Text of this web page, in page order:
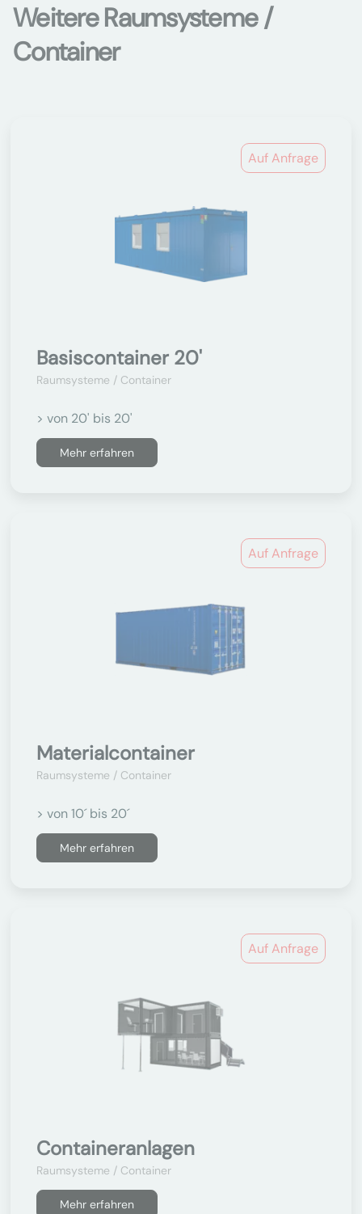
Weitere Raumsysteme /
Container
Auf Anfrage
Basiscontainer 20'
Raumsysteme / Container
> von 20' bis 20'
Mehr erfahren
Auf Anfrage
Materialcontainer
Raumsysteme / Container
> von 10´ bis 20´
Mehr erfahren
Auf Anfrage
Containeranlagen
Raumsysteme / Container
Mehr erfahren